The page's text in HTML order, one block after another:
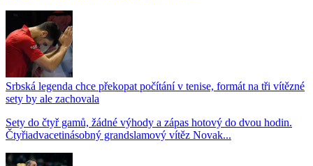
Srbská legenda chce překopat počítání v tenise, formát na tři vítězné
sety by ale zachovala
Sety do čtyř gamů, žádné výhody a zápas hotový do dvou hodin.
Čtyřiadvacetinásobný grandslamový vítěz Novak...